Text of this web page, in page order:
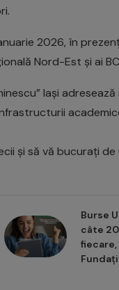
2026, în
Nord-Est și ai
Iași
și să vă bucurați
Burse
câte